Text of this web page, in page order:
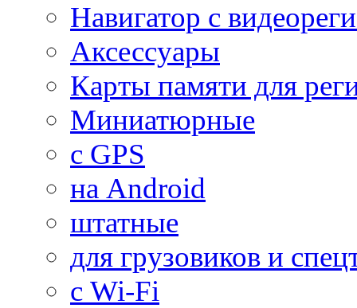
Навигатор с
Аксессуары
Карты памяти для
Миниатюрные
с GPS
на Android
штатные
для грузовиков и
с Wi-Fi